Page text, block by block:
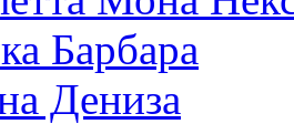
Барбара
Дениза